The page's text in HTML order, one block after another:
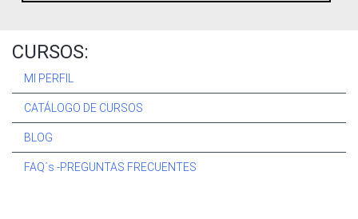
CURSOS:
MI PERFIL
CATÁLOGO DE CURSOS
BLOG
FAQ´s -PREGUNTAS FRECUENTES